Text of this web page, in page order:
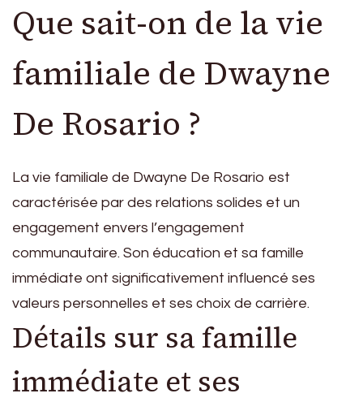
Que sait-on de la vie
familiale de Dwayne
De Rosario ?
La vie familiale de Dwayne De Rosario est
caractérisée par des relations solides et un
engagement envers l’engagement
communautaire. Son éducation et sa famille
immédiate ont significativement influencé ses
valeurs personnelles et ses choix de carrière.
Détails sur sa famille
immédiate et ses